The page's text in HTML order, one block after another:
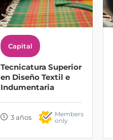
Capital
Tecnicatura Superior
en Diseño Textil e
Indumentaria
3 años
Members
only